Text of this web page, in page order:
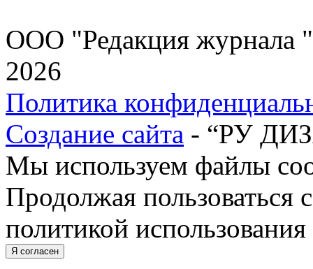
ООО "Редакция журнала
2026
Политика
Создание сайта - “РУ
Мы используем файлы
Продолжая пользоваться
политикой
Я согласен